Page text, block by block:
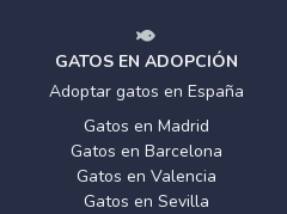
GATOS EN ADOPCIÓN
Adoptar gatos en España
Gatos en Madrid
Gatos en Barcelona
Gatos en Valencia
Gatos en Sevilla